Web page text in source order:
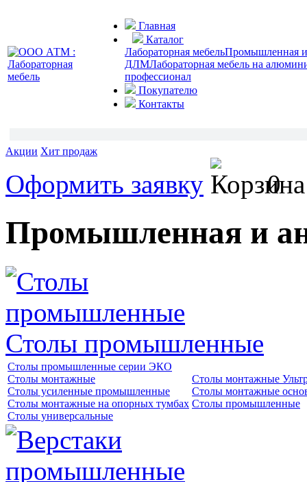
Главная
Каталог
Лабораторная мебельПромышленная и
ДЛМЛабораторная мебель на
профессионал
Покупателю
Контакты
Акции Хит продаж
Оформить заявку 0
Промышленная и
Столы промышленные
Столы промышленные серии ЭКО
Столы монтажные
Столы усиленные промышленные
Столы монтажные на опорных тумбах
Столы универсальные
Столы монтажные
Столы монтажные
Столы промышленные